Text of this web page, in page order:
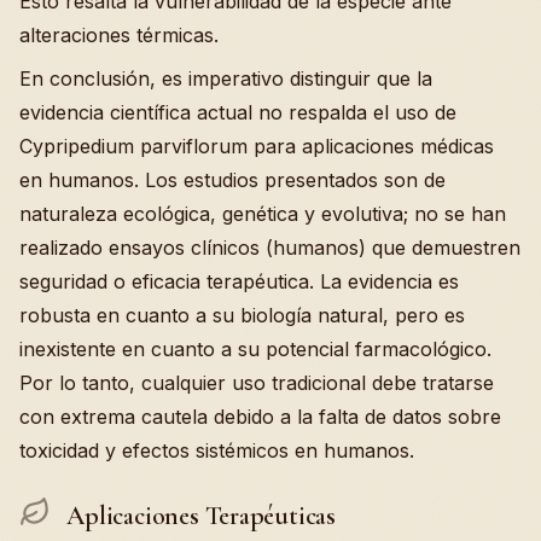
alteraciones térmicas.
En conclusión, es imperativo distinguir que la
evidencia científica actual no respalda el uso de
Cypripedium parviflorum para aplicaciones médicas
en humanos. Los estudios presentados son de
naturaleza ecológica, genética y evolutiva; no se han
realizado ensayos clínicos (humanos) que demuestren
seguridad o eficacia terapéutica. La evidencia es
robusta en cuanto a su biología natural, pero es
inexistente en cuanto a su potencial farmacológico.
Por lo tanto, cualquier uso tradicional debe tratarse
con extrema cautela debido a la falta de datos sobre
toxicidad y efectos sistémicos en humanos.
Aplicaciones Terapéuticas